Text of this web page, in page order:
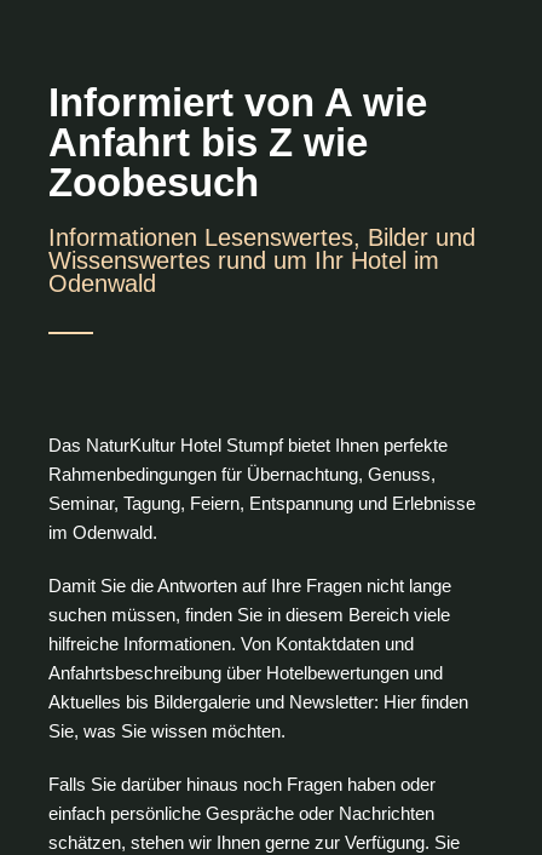
Informiert von A wie
Anfahrt bis Z wie
Zoobesuch
Informationen Lesenswertes, Bilder und
Wissenswertes rund um Ihr Hotel im
Odenwald
Das NaturKultur Hotel Stumpf bietet Ihnen perfekte
Rahmenbedingungen für Übernachtung, Genuss,
Seminar, Tagung, Feiern, Entspannung und Erlebnisse
im Odenwald.
Damit Sie die Antworten auf Ihre Fragen nicht lange
suchen müssen, finden Sie in diesem Bereich viele
hilfreiche Informationen. Von Kontaktdaten und
Anfahrtsbeschreibung über Hotelbewertungen und
Aktuelles bis Bildergalerie und Newsletter: Hier finden
Sie, was Sie wissen möchten.
Falls Sie darüber hinaus noch Fragen haben oder
einfach persönliche Gespräche oder Nachrichten
schätzen, stehen wir Ihnen gerne zur Verfügung. Sie